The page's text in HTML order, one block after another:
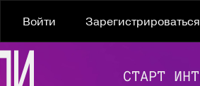
Войти
Зарегистрироваться